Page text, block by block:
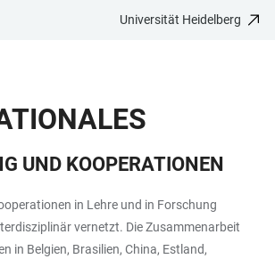
Universität Heidelberg
UND KOOPERATIONEN
in Lehre und in Forschung
vernetzt. Die Zusammenarbeit
in Belgien, Brasilien, China, Estland,